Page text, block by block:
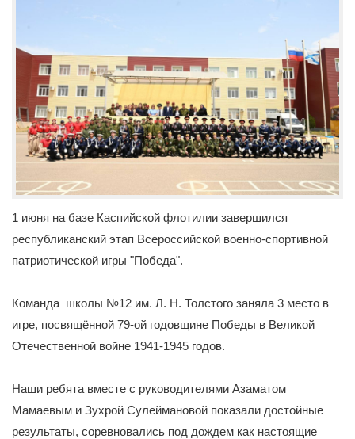
1 июня на базе Каспийской флотилии завершился
республиканский этап Всероссийской военно-спортивной
патриотической игры "Победа".
Команда школы №12 им. Л. Н. Толстого заняла 3 место в
игре, посвящённой 79-ой годовщине Победы в Великой
Отечественной войне 1941-1945 годов.
Наши ребята вместе с руководителями Азаматом
Мамаевым и Зухрой Сулеймановой показали достойные
результаты, соревновались под дождем как настоящие